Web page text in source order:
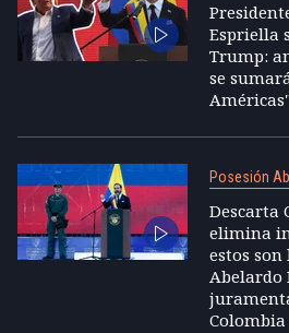
Espriella
Trump:
se
Posesión
Descarta
elimina
estos son
Abelardo
Colombia